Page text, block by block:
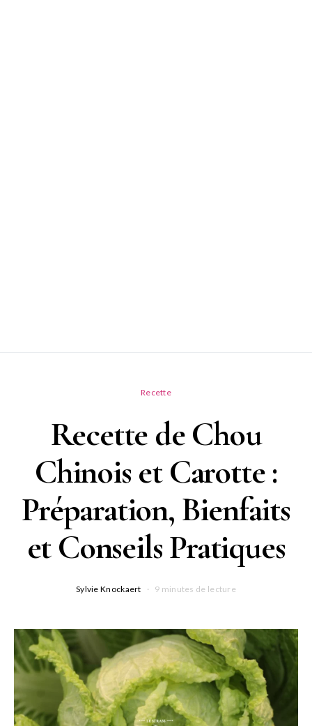
Recette
Recette de Chou
Chinois et Carotte :
Préparation, Bienfaits
et Conseils Pratiques
Sylvie Knockaert 9 minutes de lecture